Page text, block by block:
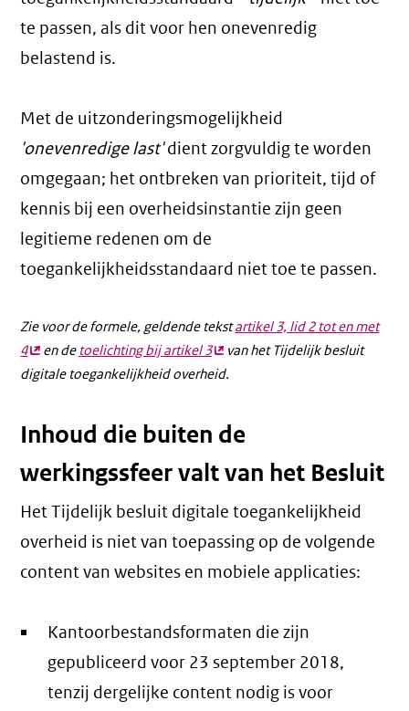
te passen, als dit voor hen onevenredig
belastend is.
Met de uitzonderingsmogelijkheid
'onevenredige last'dient zorgvuldig te worden
omgegaan; het ontbreken van prioriteit, tijd of
kennis bij een overheidsinstantie zijn geen
legitieme redenen om de
toegankelijkheidsstandaard niet toe te passen.
Zie voor de formele, geldende tekstartikel 3, lid 2 tot en met
4(externe
link)
en de toelichting bij artikel 3(externe
link)
van het Tijdelijk besluit
digitale toegankelijkheid overheid.
Inhoud die buiten de
werkingssfeer valt van het Besluit
Het Tijdelijk besluit digitale toegankelijkheid
overheid is niet van toepassing op de volgende
content van websites en mobiele applicaties:
Kantoorbestandsformaten die zijn
gepubliceerd voor 23 september 2018,
tenzij dergelijke content nodig is voor